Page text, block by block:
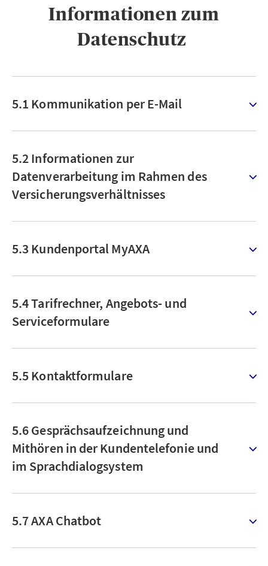
Informationen zum
Datenschutz ​
5.1 Kommunikation per E-Mail
5.2 Informationen zur
Datenverarbeitung im Rahmen des
Versicherungsverhältnisses
5.3 Kundenportal MyAXA
5.4 Tarifrechner, Angebots- und
Serviceformulare
5.5 Kontaktformulare
5.6 Gesprächsaufzeichnung und
Mithören in der Kundentelefonie und
im Sprachdialogsystem
5.7 AXA Chatbot